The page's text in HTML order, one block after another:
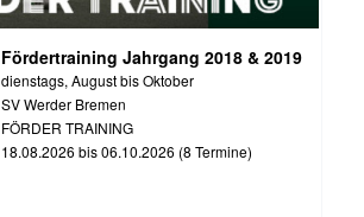
Fördertraining Jahrgang 2018 & 2019
dienstags, August bis Oktober
SV Werder Bremen
FÖRDER TRAINING
18.08.2026 bis 06.10.2026 (8 Termine)